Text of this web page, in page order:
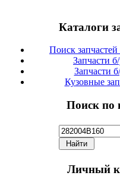
Каталоги
Поиск
Запчасти
Запчасти
Кузовные
Поиск по
Личный